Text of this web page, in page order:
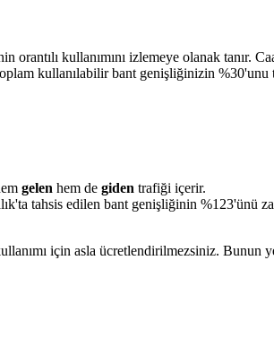
orantılı kullanımını izlemeye olanak
kullanılabilir bant genişliğinizin %30'unu
gelen hem de giden trafiği içerir.
tahsis edilen bant genişliğinin %123'ünü
için asla ücretlendirilmezsiniz.